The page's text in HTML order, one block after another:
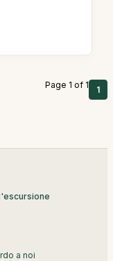
Page 1 of 1 1
a noi